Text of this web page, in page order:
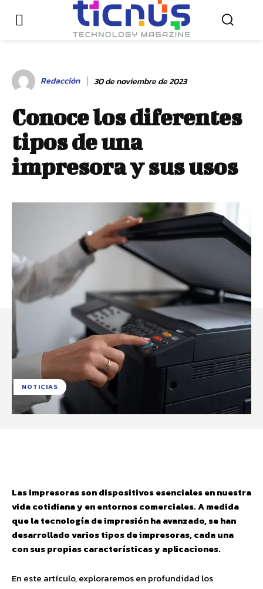
Redacción 30 de noviembre de 2023
Conoce los diferentes
tipos de una
impresora y sus usos
NOTICIAS
Las impresoras son dispositivos esenciales en nuestra
vida cotidiana y en entornos comerciales. A medida
que la tecnología de impresión ha avanzado, se han
desarrollado varios tipos de impresoras, cada una
con sus propias características y aplicaciones.
En este artículo, exploraremos en profundidad los